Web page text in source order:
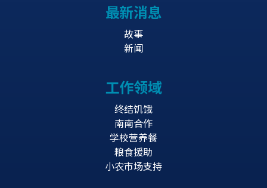
最新消息
故事
新闻
工作领域
终结饥饿
南南合作
学校营养餐
粮食援助
小农市场支持